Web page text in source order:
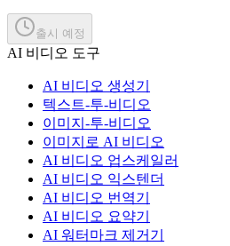
출시 예정
AI 비디오 도구
AI 비디오 생성기
텍스트-투-비디오
이미지-투-비디오
이미지로 AI 비디오
AI 비디오 업스케일러
AI 비디오 익스텐더
AI 비디오 번역기
AI 비디오 요약기
AI 워터마크 제거기